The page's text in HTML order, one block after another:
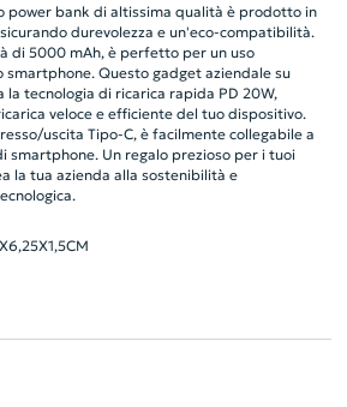
power bank di altissima qualità è prodotto in
durevolezza e un'eco-compatibilità.
di 5000 mAh, è perfetto per un uso
smartphone. Questo gadget aziendale su
la tecnologia di ricarica rapida PD 20W,
veloce e efficiente del tuo dispositivo.
uscita Tipo-C, è facilmente collegabile a
smartphone. Un regalo prezioso per i tuoi
la tua azienda alla sostenibilità e